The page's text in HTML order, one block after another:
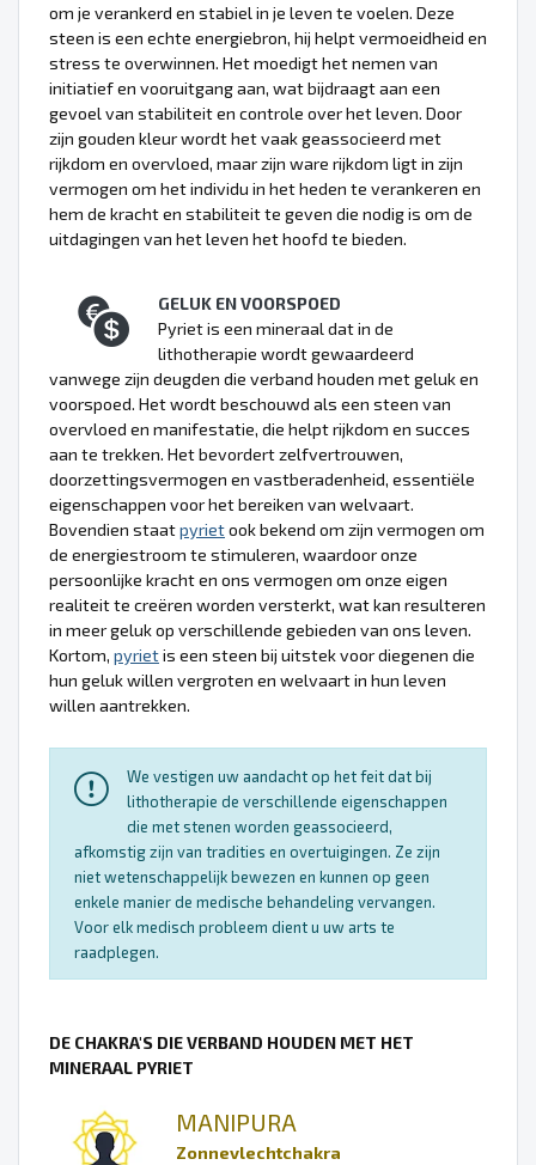
om je verankerd en stabiel in je leven te voelen. Deze
steen is een echte energiebron, hij helpt vermoeidheid en
stress te overwinnen. Het moedigt het nemen van
initiatief en vooruitgang aan, wat bijdraagt aan een
gevoel van stabiliteit en controle over het leven. Door
zijn gouden kleur wordt het vaak geassocieerd met
rijkdom en overvloed, maar zijn ware rijkdom ligt in zijn
vermogen om het individu in het heden te verankeren en
hem de kracht en stabiliteit te geven die nodig is om de
uitdagingen van het leven het hoofd te bieden.
GELUK EN VOORSPOED
Pyriet is een mineraal dat in de
lithotherapie wordt gewaardeerd
vanwege zijn deugden die verband houden met geluk en
voorspoed. Het wordt beschouwd als een steen van
overvloed en manifestatie, die helpt rijkdom en succes
aan te trekken. Het bevordert zelfvertrouwen,
doorzettingsvermogen en vastberadenheid, essentiële
eigenschappen voor het bereiken van welvaart.
Bovendien staatpyrietook bekend om zijn vermogen om
de energiestroom te stimuleren, waardoor onze
persoonlijke kracht en ons vermogen om onze eigen
realiteit te creëren worden versterkt, wat kan resulteren
in meer geluk op verschillende gebieden van ons leven.
Kortom, pyrietis een steen bij uitstek voor diegenen die
hun geluk willen vergroten en welvaart in hun leven
willen aantrekken.
We vestigen uw aandacht op het feit dat bij
lithotherapie de verschillende eigenschappen
die met stenen worden geassocieerd,
afkomstig zijn van tradities en overtuigingen. Ze zijn
niet wetenschappelijk bewezen en kunnen op geen
enkele manier de medische behandeling vervangen.
Voor elk medisch probleem dient u uw arts te
raadplegen.
DE CHAKRA'S DIE VERBAND HOUDEN MET HET
MINERAAL PYRIET
MANIPURA
Zonnevlechtchakra